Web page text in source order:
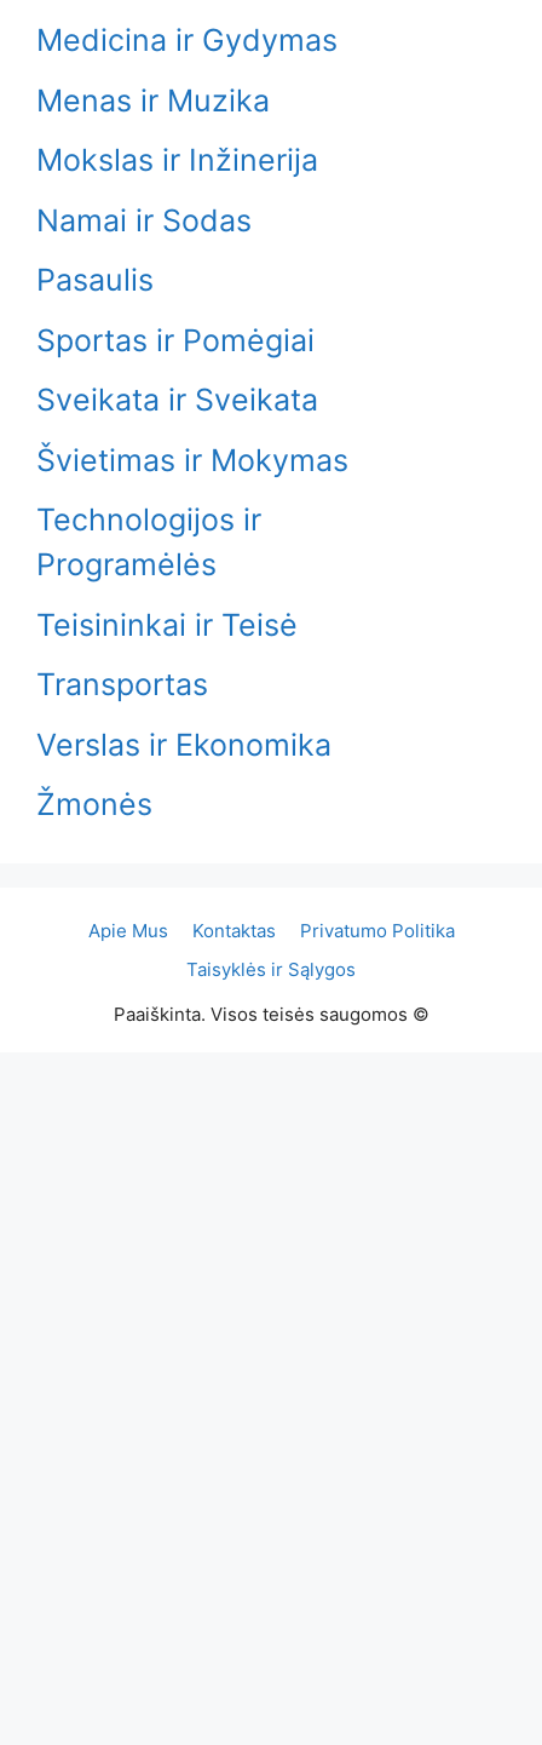
Medicina ir Gydymas
Menas ir Muzika
Mokslas ir Inžinerija
Namai ir Sodas
Pasaulis
Sportas ir Pomėgiai
Sveikata ir Sveikata
Švietimas ir Mokymas
Technologijos ir
Programėlės
Teisininkai ir Teisė
Transportas
Verslas ir Ekonomika
Žmonės
Apie Mus Kontaktas
Privatumo Politika
Taisyklės ir Sąlygos
Paaiškinta. Visos teisės saugomos ©